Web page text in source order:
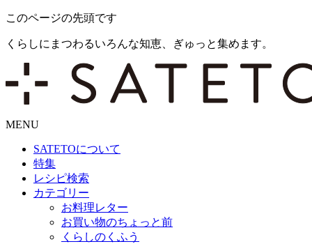
このページの先頭です
くらしにまつわるいろんな知恵、ぎゅっと集めます。
MENU
SATETOについて
特集
レシピ検索
カテゴリー
お料理レター
お買い物のちょっと前
くらしのくふう